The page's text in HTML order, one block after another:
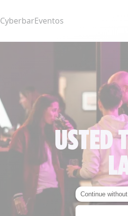
Continue
CyberbarEventos
USTED